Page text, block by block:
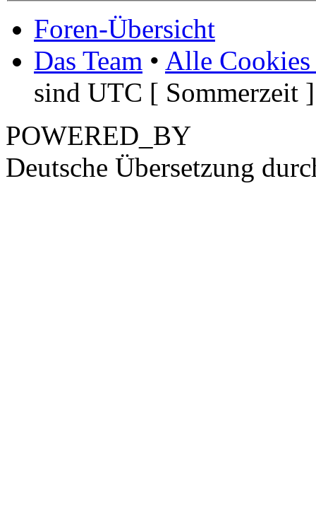
Foren-Übersicht
Das Team • Alle Cookies
sind UTC [ Sommerzeit ]
POWERED_BY
Deutsche Übersetzung